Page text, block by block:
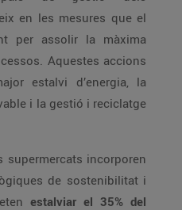
en les mesures que el
per assolir la màxima
Aquestes accions
estalvi d’energia, la
i la gestió i reciclatge
incorporen
de sostenibilitat i
estalviar el 35% del